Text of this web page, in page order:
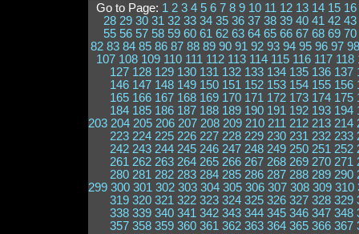
Go to Page: 1 2 3 4 5 6 7 8 9 10 11 12 13 14 15 16
28 29 30 31 32 33 34 35 36 37 38 39 40 41 42 43
55 56 57 58 59 60 61 62 63 64 65 66 67 68 69 70
82 83 84 85 86 87 88 89 90 91 92 93 94 95 96 97 98
107 108 109 110 111 112 113 114 115 116 117 118
127 128 129 130 131 132 133 134 135 136 137
146 147 148 149 150 151 152 153 154 155 156
165 166 167 168 169 170 171 172 173 174 175
184 185 186 187 188 189 190 191 192 193 194
203 204 205 206 207 208 209 210 211 212 213 214
223 224 225 226 227 228 229 230 231 232 233
242 243 244 245 246 247 248 249 250 251 252
261 262 263 264 265 266 267 268 269 270 271
280 281 282 283 284 285 286 287 288 289 290
299 300 301 302 303 304 305 306 307 308 309 310
319 320 321 322 323 324 325 326 327 328 329
338 339 340 341 342 343 344 345 346 347 348
357 358 359 360 361 362 363 364 365 366 367